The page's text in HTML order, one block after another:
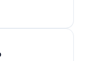
neurale netwurk.
oer
yn de